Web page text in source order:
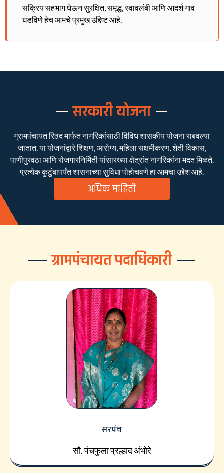
सक्रिय सहभाग घेऊन सुरक्षित, समृद्ध, स्वावलंबी आणि आदर्श गाव
घडविणे हेच आमचे प्रमुख उद्दिष्ट आहे.
सरकारी योजना
ग्रामपंचायत रिठद मार्फत नागरिकांसाठी विविध शासकीय योजना राबवल्या
जातात. या योजनांद्वारे शिक्षण, आरोग्य, महिला सक्षमीकरण, शेती विकास,
पाणीपुरवठा आणि रोजगारनिर्मिती यांसारख्या क्षेत्रांत नागरिकांना मदत मिळते.
प्रत्येक कुटुंबापर्यंत शासनाच्या सुविधा पोहोचवणे हा आमचा उद्देश आहे.
अधिक माहिती
ग्रामपंचायत पदाधिकारी
सरपंच
सौ. पंचफुला प्रल्हाद अंभोरे